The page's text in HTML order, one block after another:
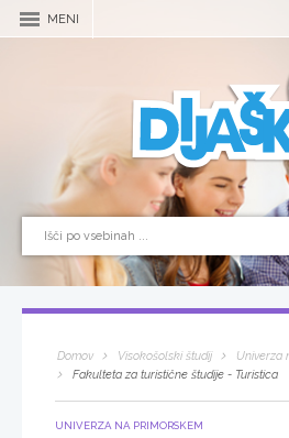
MENI
Domov Visokošolski študij
Univerza
Fakulteta za turistične študije - Turistica
UNIVERZA NA PRIMORSKEM